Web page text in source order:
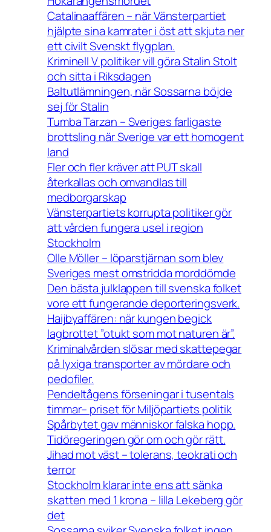
Catalinaaffären – när Vänsterpartiet
hjälpte sina kamrater i öst att skjuta ner
ett civilt Svenskt flygplan.
Kriminell V politiker vill göra Stalin Stolt
och sitta i Riksdagen
Baltutlämningen, när Sossarna böjde
sej för Stalin
Tumba Tarzan – Sveriges farligaste
brottsling när Sverige var ett homogent
land
Fler och fler kräver att PUT skall
återkallas och omvandlas till
medborgarskap
Vänsterpartiets korrupta politiker gör
att vården fungera usel i region
Stockholm
Olle Möller – löparstjärnan som blev
Sveriges mest omstridda morddömde
Den bästa julklappen till svenska folket
vore ett fungerande deporteringsverk.
Haijbyaffären: när kungen begick
lagbrottet ”otukt som mot naturen är”.
Kriminalvården slösar med skattepegar
på lyxiga transporter av mördare och
pedofiler.
Pendeltågens förseningar i tusentals
timmar– priset för Miljöpartiets politik
Spårbytet gav människor falska hopp.
Tidöregeringen gör om och gör rätt.
Jihad mot väst – tolerans, teokrati och
terror
Stockholm klarar inte ens att sänka
skatten med 1 krona – lilla Lekeberg gör
det